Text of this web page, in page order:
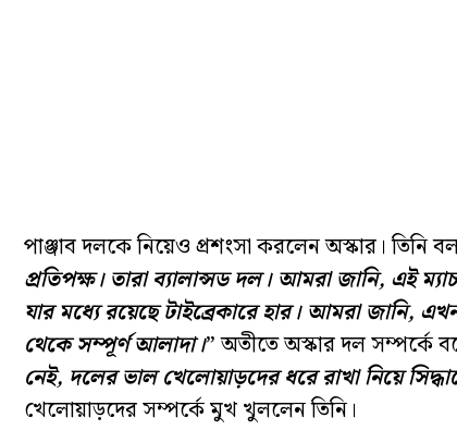
পাঞ্জাব দলকে নিয়েও প্রশংসা করলেন অস্কার। তিনি
প্রতিপক্ষ। তারা ব্যালান্সড দল। আমরা জানি, এই
যার মধ্যে রয়েছে টাইব্রেকারে হার। আমরা জানি,
থেকে সম্পূর্ণ আলাদা।” অতীতে অস্কার দল সম্পর্কে
নেই, দলের ভাল খেলোয়াড়দের ধরে রাখা নিয়ে
খেলোয়াড়দের সম্পর্কে মুখ খুললেন তিনি।